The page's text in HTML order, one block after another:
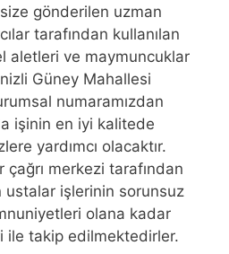
gönderilen uzman
tarafından kullanılan
aletleri ve maymuncuklar
Güney Mahallesi
numaramızdan
işinin en iyi kalitede
yardımcı olacaktır.
çağrı merkezi tarafından
işlerinin sorunsuz
olana kadar
ile takip edilmektedirler.